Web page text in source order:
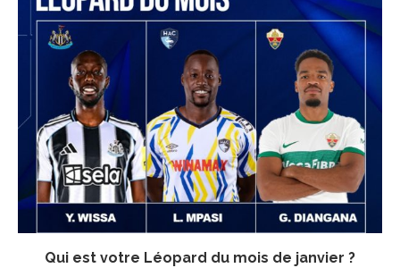
Qui est votre Léopard du mois de janvier ?